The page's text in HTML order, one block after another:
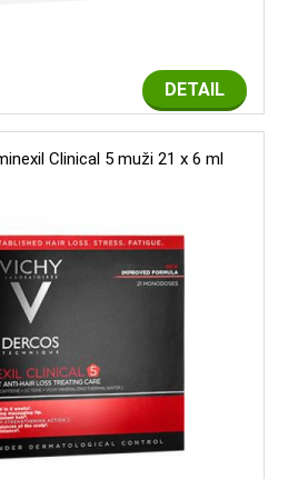
DETAIL
Clinical 5 muži 21 x 6 ml